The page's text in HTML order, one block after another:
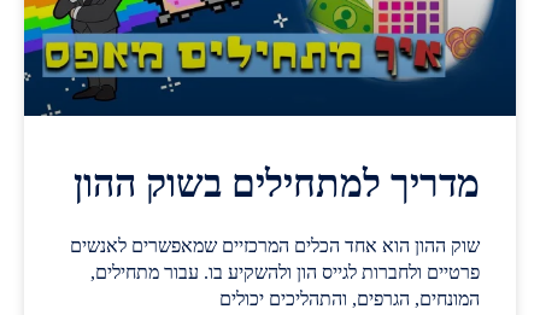
מדריך למתחילים בשוק ההון
שוק ההון הוא אחד הכלים המרכזיים שמאפשרים לאנשים
פרטיים ולחברות לגייס הון ולהשקיע בו. עבור מתחילים,
המונחים, הגרפים, והתהליכים יכולים